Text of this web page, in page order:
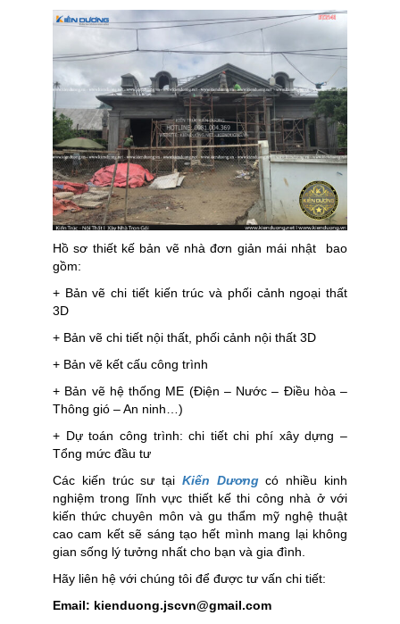
Hồ sơ thiết kế bản vẽ nhà đơn giản mái nhật bao
gồm:
+ Bản vẽ chi tiết kiến trúc và phối cảnh ngoại thất
3D
+ Bản vẽ chi tiết nội thất, phối cảnh nội thất 3D
+ Bản vẽ kết cấu công trình
+ Bản vẽ hệ thống ME (Điện – Nước – Điều hòa –
Thông gió – An ninh…)
+ Dự toán công trình: chi tiết chi phí xây dựng –
Tổng mức đầu tư
Các kiến trúc sư tại Kiến Dương có nhiều kinh
nghiệm trong lĩnh vực thiết kế thi công nhà ở với
kiến thức chuyên môn và gu thẩm mỹ nghệ thuật
cao cam kết sẽ sáng tạo hết mình mang lại không
gian sống lý tưởng nhất cho bạn và gia đình.
Hãy liên hệ với chúng tôi để được tư vấn chi tiết:
Email: kienduong.jscvn@gmail.com